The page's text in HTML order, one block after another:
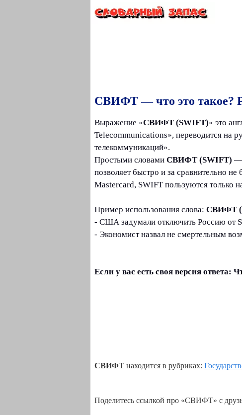
СВИФТ — что это такое?
Выражение «СВИФТ (SWIFT)» это
Telecommunications», переводится на
телекоммуникаций».
Простыми словами СВИФТ (SWIFT) —
позволяет быстро и за сравнительно
Mastercard, SWIFT пользуются только
Пример использования слова: СВИФТ
- США задумали отключить Россию от
- Экономист назвал не смертельным
Если у вас есть своя версия
СВИФТ находится в рубриках:
Поделитесь ссылкой про «СВИФТ» с